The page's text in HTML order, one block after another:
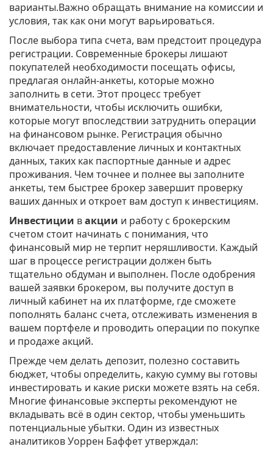
варианты.Важно обращать внимание на комиссии и
условия, так как они могут варьироваться.
После выбора типа счета, вам предстоит процедура
регистрации. Современные брокеры лишают
покупателей необходимости посещать офисы,
предлагая онлайн-анкеты, которые можно
заполнить в сети. Этот процесс требует
внимательности, чтобы исключить ошибки,
которые могут впоследствии затруднить операции
на финансовом рынке. Регистрация обычно
включает предоставление личных и контактных
данных, таких как паспортные данные и адрес
проживания. Чем точнее и полнее вы заполните
анкеты, тем быстрее брокер завершит проверку
ваших данных и откроет вам доступ к инвестициям.
Инвестиции вакции и работу с брокерским
счетом стоит начинать с понимания, что
финансовый мир не терпит неряшливости. Каждый
шаг в процессе регистрации должен быть
тщательно обдуман и выполнен. После одобрения
вашей заявки брокером, вы получите доступ в
личный кабинет на их платформе, где сможете
пополнять баланс счета, отслеживать изменения в
вашем портфеле и проводить операции по покупке
и продаже акций.
Прежде чем делать депозит, полезно составить
бюджет, чтобы определить, какую сумму вы готовы
инвестировать и какие риски можете взять на себя.
Многие финансовые эксперты рекомендуют не
вкладывать всё в один сектор, чтобы уменьшить
потенциальные убытки. Один из известных
аналитиков Уоррен Баффет утверждал: